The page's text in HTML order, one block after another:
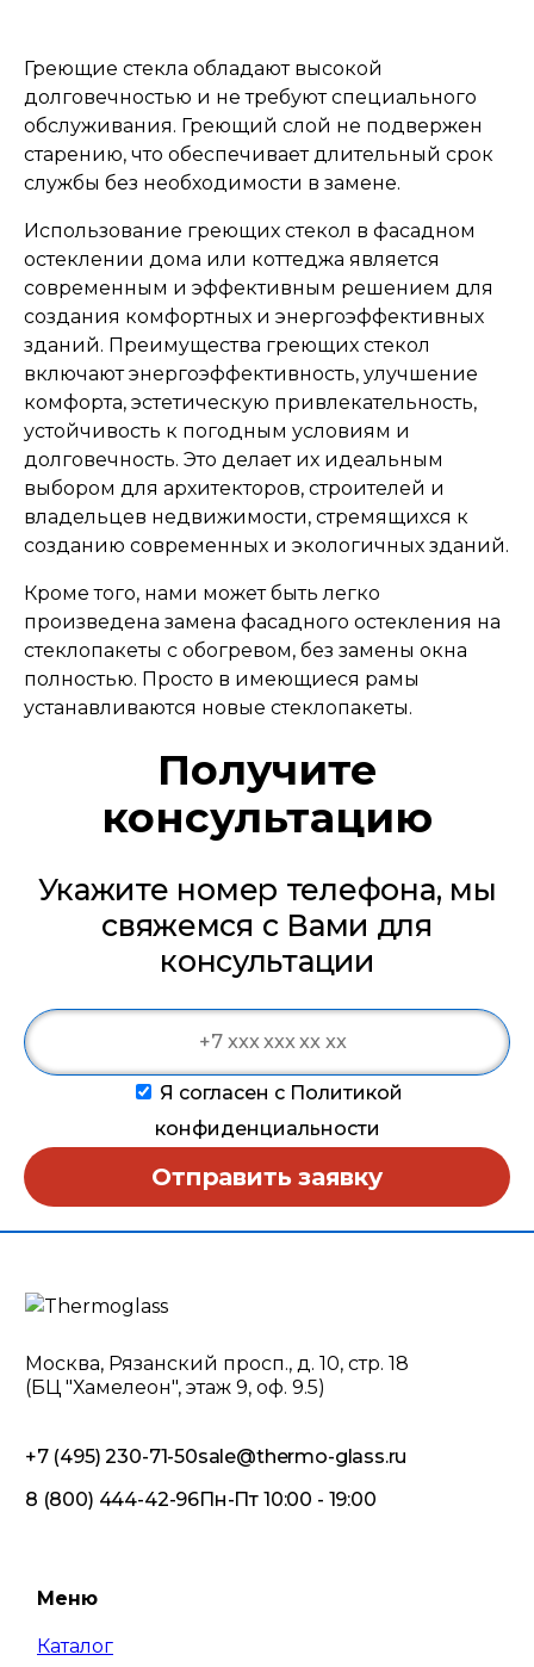
Греющие стекла обладают высокой
долговечностью и не требуют специального
обслуживания. Греющий слой не подвержен
старению, что обеспечивает длительный срок
службы без необходимости в замене.
Использование греющих стекол в фасадном
остеклении дома или коттеджа является
современным и эффективным решением для
создания комфортных и энергоэффективных
зданий. Преимущества греющих стекол
включают энергоэффективность, улучшение
комфорта, эстетическую привлекательность,
устойчивость к погодным условиям и
долговечность. Это делает их идеальным
выбором для архитекторов, строителей и
владельцев недвижимости, стремящихся к
созданию современных и экологичных зданий.
Кроме того, нами может быть легко
произведена замена фасадного остекления на
стеклопакеты с обогревом, без замены окна
полностью. Просто в имеющиеся рамы
устанавливаются новые стеклопакеты.
Получите
консультацию
Укажите номер телефона, мы
свяжемся с Вами для
консультации
Я согласен с Политикой
конфиденциальности
Отправить заявку
Москва, Рязанский просп., д. 10, стр. 18
(БЦ "Хамелеон", этаж 9, оф. 9.5)
+7 (495) 230-71-50
8 (800) 444-42-96
sale@thermo-glass.ru
Пн-Пт 10:00 - 19:00
Меню
Каталог